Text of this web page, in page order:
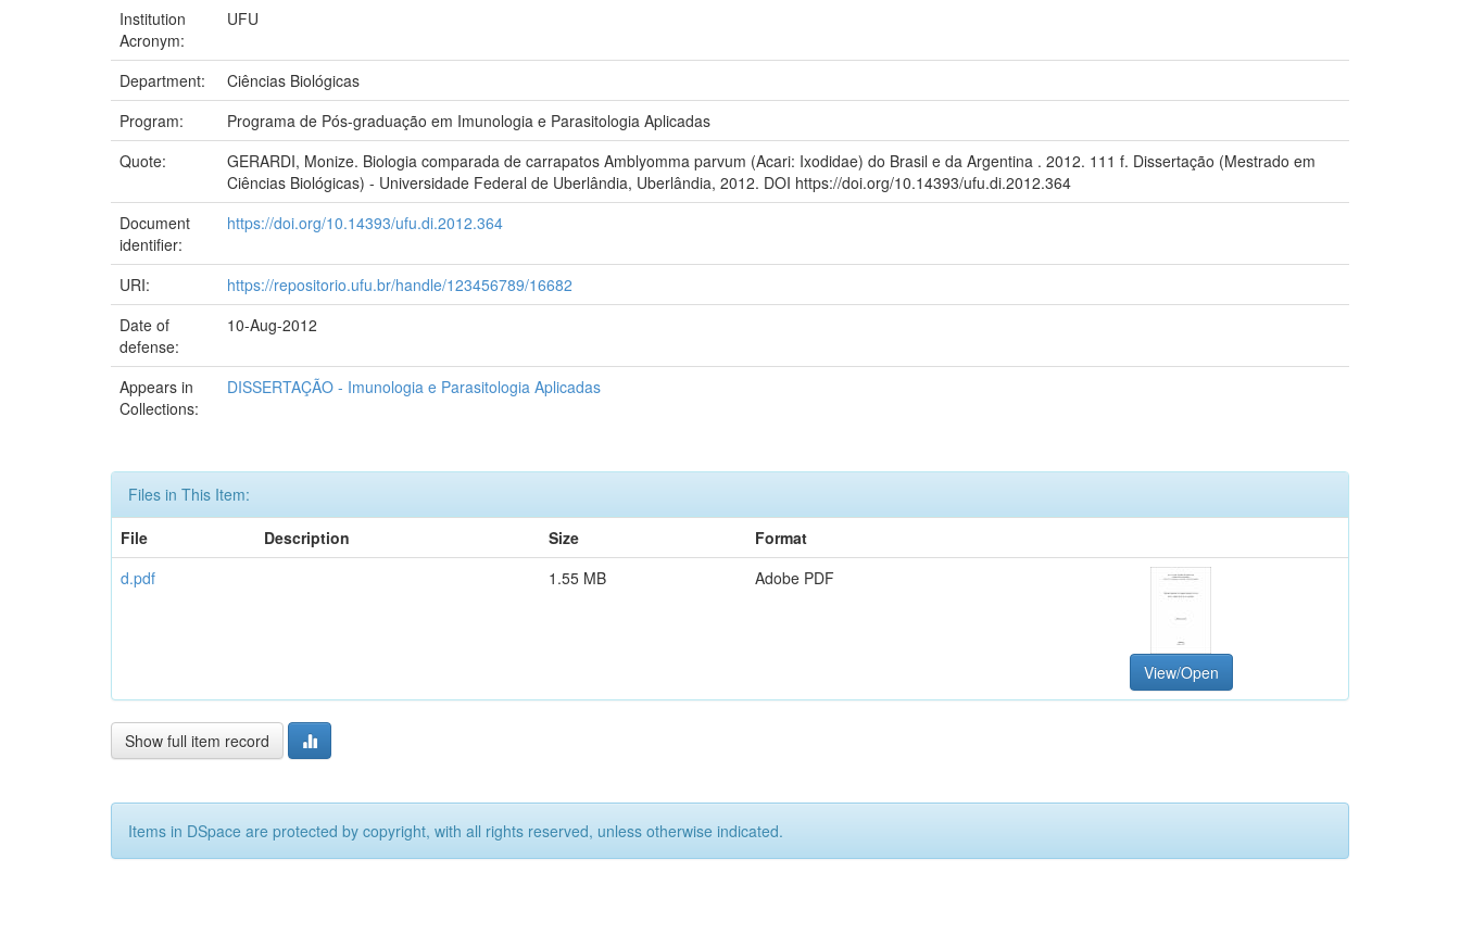
Institution
Acronym:
UFU
Department:
Ciências Biológicas
Program:
Programa de Pós-graduação em Imunologia e Parasitologia Aplicadas
Quote:
GERARDI, Monize. Biologia comparada de carrapatos Amblyomma parvum (Acari: Ixodidae) do Brasil e da Argentina . 2012. 111 f. Dissertação (Mestrado em
Ciências Biológicas) - Universidade Federal de Uberlândia, Uberlândia, 2012. DOI https://doi.org/10.14393/ufu.di.2012.364
Document
identifier:
https://doi.org/10.14393/ufu.di.2012.364
URI:
https://repositorio.ufu.br/handle/123456789/16682
Date of
defense:
10-Aug-2012
Appears in
Collections:
DISSERTAÇÃO - Imunologia e Parasitologia Aplicadas
Files in This Item:
File
Description Size
Format
d.pdf
1.55 MB Adobe PDF
View/Open
Show full item record
Items in DSpace are protected by copyright, with all rights reserved, unless otherwise indicated.